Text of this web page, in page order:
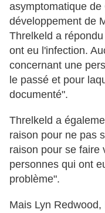
asymptomatique
développement de
Threlkeld a
ont eu l'infection.
concernant une
le passé et pour
documenté".
Threlkeld a
raison pour ne pas
raison pour se faire
personnes qui ont
problème".
Mais Lyn